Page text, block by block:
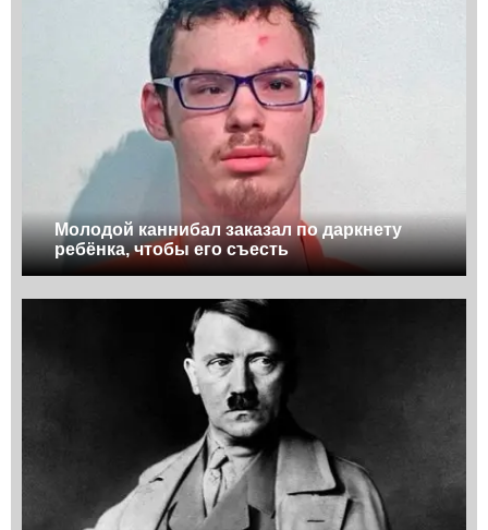
Молодой каннибал заказал по даркнету
ребёнка, чтобы его съесть